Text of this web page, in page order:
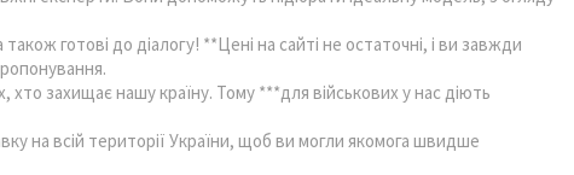
готові до діалогу! **Цені на сайті не остаточні, і ви завжди
захищає нашу країну. Тому ***для військових у нас діють
на всій території України, щоб ви могли якомога швидше